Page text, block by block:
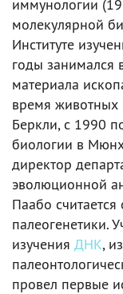
иммунологии
молекулярной
Институте
годы занимался
материала
время животных
Беркли, с 1990
биологии в
директор
эволюционной
Паабо
палеогенетики.
изучения ДНК,
провел первые